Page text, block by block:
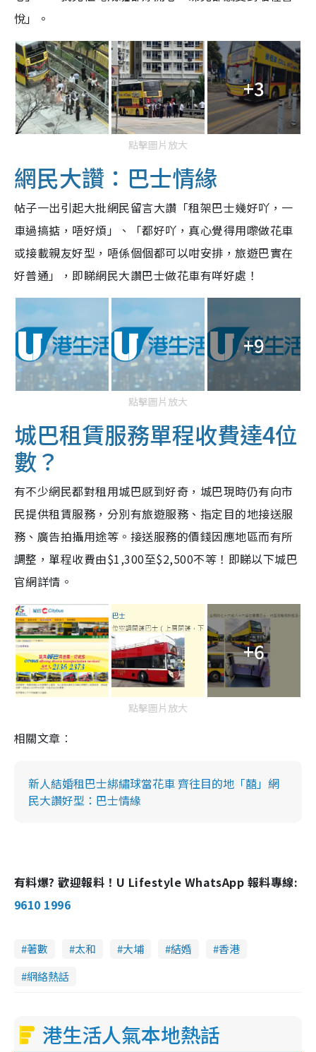
悅」。
+3
點擊圖片放大
網民大讚：巴士情緣
帖子一出引起大批網民留言大讚「租架巴士幾好吖，一
車過搞掂，唔好煩」、「都好吖，真心覺得用嚟做花車
或接載親友好型，唔係個個都可以咁安排，旅遊巴實在
好普通」，即睇網民大讚巴士做花車有咩好處！
+9
點擊圖片放大
城巴租賃服務單程收費達4位
數？
有不少網民都對租用城巴感到好奇，城巴現時仍有向市
民提供租賃服務，分別有旅遊服務、指定目的地接送服
務、廣告拍攝用途等。接送服務的價錢因應地區而有所
調整，單程收費由$1,300至$2,500不等！即睇以下城巴
官網詳情。
+6
點擊圖片放大
相關文章︰
新人結婚租巴士綁繡球當花車 齊往目的地「囍」網
民大讚好型：巴士情緣
有料爆? 歡迎報料！U Lifestyle WhatsApp 報料專線:
9610 1996
著數 太和 大埔 結婚
香港
網絡熱話
港生活人氣本地熱話